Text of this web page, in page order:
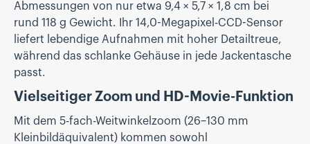
Abmessungen von nur etwa 9,4 × 5,7 × 1,8 cm bei
rund 118 g Gewicht. Ihr 14,0-Megapixel-CCD-Sensor
liefert lebendige Aufnahmen mit hoher Detailtreue,
während das schlanke Gehäuse in jede Jackentasche
passt.
Vielseitiger Zoom und HD-Movie-Funktion
Mit dem 5-fach-Weitwinkelzoom (26–130 mm
Kleinbildäquivalent) kommen sowohl